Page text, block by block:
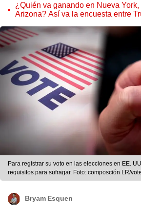
¿Quién va ganando en Nueva
Arizona? Así va la encuesta entre
Para registrar su voto en las elecciones en EE.
requisitos para sufragar. Foto: composción LR/
Bryam Esquen